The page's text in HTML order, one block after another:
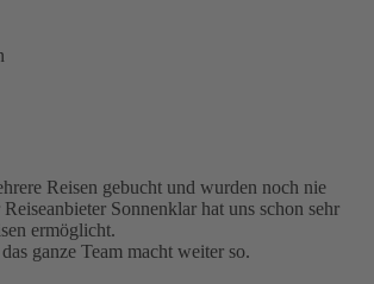
Reisen gebucht und wurden noch nie
Sonnenklar hat uns schon sehr
ermöglicht.
ganze Team macht weiter so.